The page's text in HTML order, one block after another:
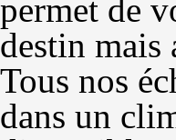
permet de
destin mais
Tous nos
dans un